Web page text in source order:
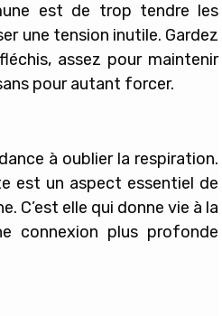
est de trop tendre les
une tension inutile. Gardez
assez pour maintenir
pour autant forcer.
à oublier la respiration.
est un aspect essentiel de
C’est elle qui donne vie à la
connexion plus profonde